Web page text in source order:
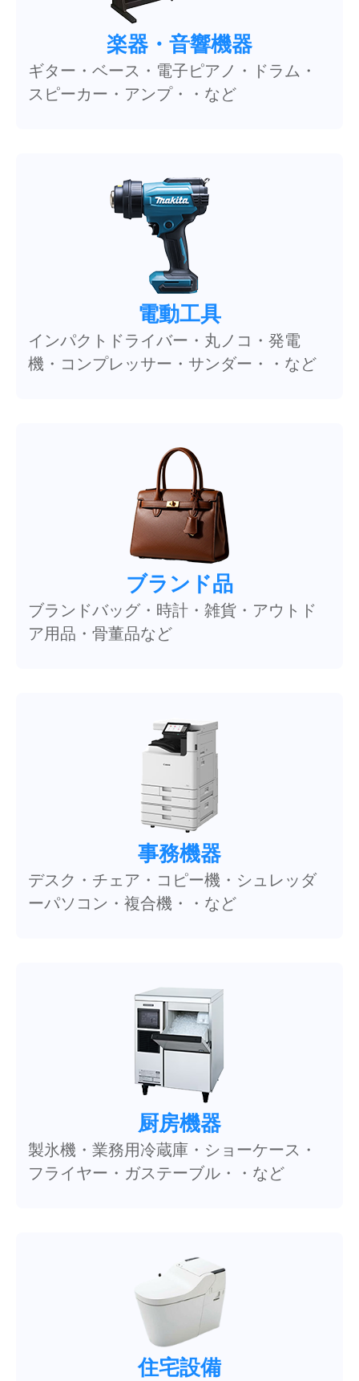
楽器・音響機器
ギター・ベース・電子ピアノ・ドラム・
スピーカー・アンプ・・など
電動工具
インパクトドライバー・丸ノコ・発電
機・コンプレッサー・サンダー・・など
ブランド品
ブランドバッグ・時計・雑貨・アウトド
ア用品・骨董品など
事務機器
デスク・チェア・コピー機・シュレッダ
ーパソコン・複合機・・など
厨房機器
製氷機・業務用冷蔵庫・ショーケース・
フライヤー・ガステーブル・・など
住宅設備